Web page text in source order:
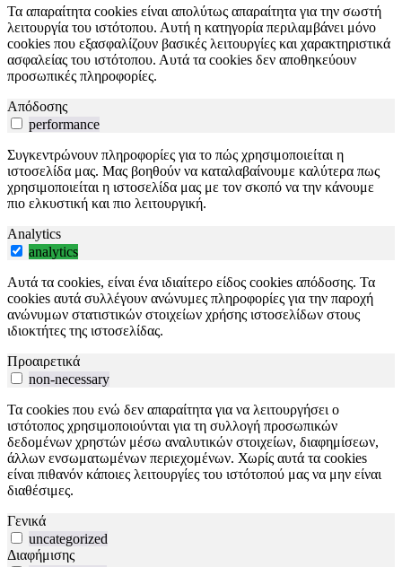
Τα απαραίτητα cookies είναι απολύτως απαραίτητα για την σωστή
λειτουργία του ιστότοπου. Αυτή η κατηγορία περιλαμβάνει μόνο
cookies που εξασφαλίζουν βασικές λειτουργίες και χαρακτηριστικά
ασφαλείας του ιστότοπου. Αυτά τα cookies δεν αποθηκεύουν
προσωπικές πληροφορίες.
Απόδοσης
performance
Συγκεντρώνουν πληροφορίες για το πώς χρησιμοποιείται η
ιστοσελίδα μας. Μας βοηθούν να καταλαβαίνουμε καλύτερα πως
χρησιμοποιείται η ιστοσελίδα μας με τον σκοπό να την κάνουμε
πιο ελκυστική και πιο λειτουργική.
Analytics
analytics
Αυτά τα cookies, είναι ένα ιδιαίτερο είδος cookies απόδοσης. Τα
cookies αυτά συλλέγουν ανώνυμες πληροφορίες για την παροχή
ανώνυμων στατιστικών στοιχείων χρήσης ιστοσελίδων στους
ιδιοκτήτες της ιστοσελίδας.
Προαιρετικά
non-necessary
Τα cookies που ενώ δεν απαραίτητα για να λειτουργήσει ο
ιστότοπος χρησιμοποιούνται για τη συλλογή προσωπικών
δεδομένων χρηστών μέσω αναλυτικών στοιχείων, διαφημίσεων,
άλλων ενσωματωμένων περιεχομένων. Χωρίς αυτά τα cookies
είναι πιθανόν κάποιες λειτουργίες του ιστότοπού μας να μην είναι
διαθέσιμες.
Γενικά
uncategorized
Διαφήμισης